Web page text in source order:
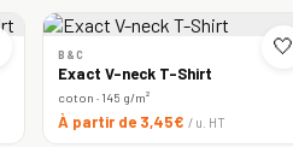
🤍
B&C
Exact V-neck T-Shirt
coton · 145 g/m²
À partir de 3,45€ / u. HT